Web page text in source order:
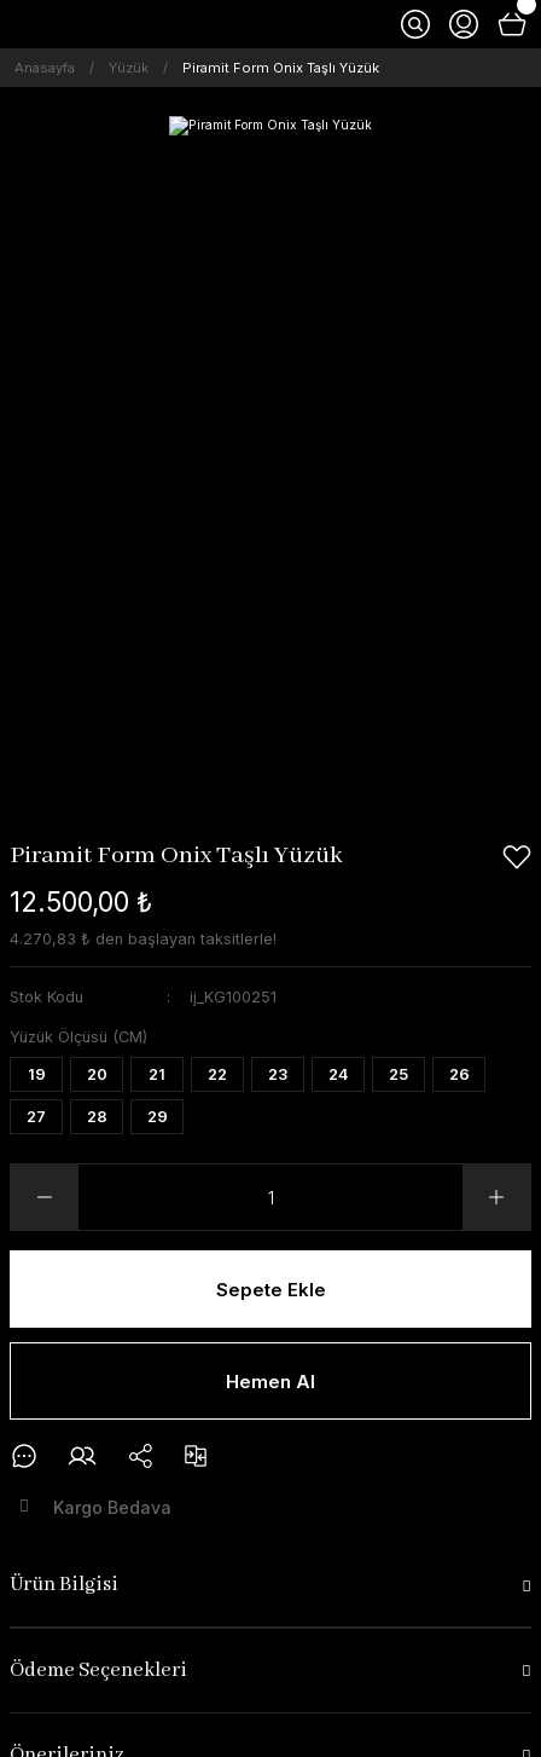
Anasayfa Yüzük Piramit Form Onix Taşlı Yüzük
Piramit Form Onix Taşlı Yüzük
12.500,00 ₺
4.270,83 ₺ den başlayan taksitlerle!
Stok Kodu ij_KG100251
Yüzük Ölçüsü (CM)
19 20 21 22 23 24 25 26
27 28 29
Sepete Ekle
Hemen Al
Kargo Bedava
Ürün Bilgisi
Ödeme Seçenekleri